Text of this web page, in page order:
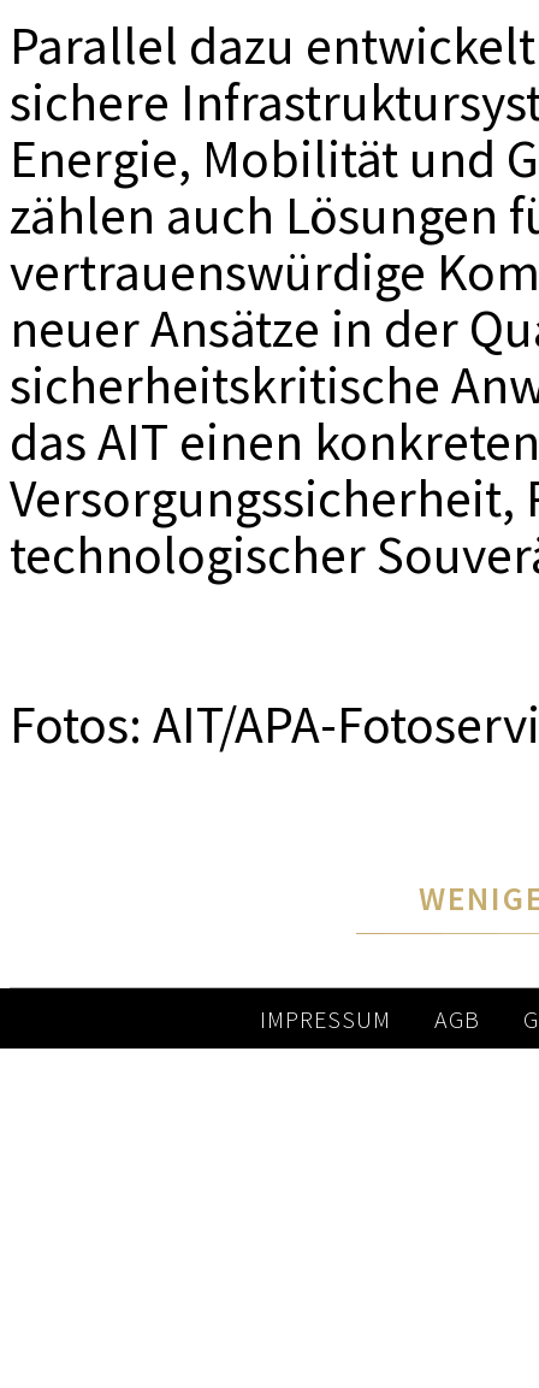
Parallel dazu
sichere
Energie, Mobilität und
zählen auch Lösungen
vertrauenswürdige
neuer Ansätze in der
sicherheitskritische
das AIT einen
Versorgungssicherheit,
technologischer
Fotos: AIT/APA-
IMPRESSUM AGB